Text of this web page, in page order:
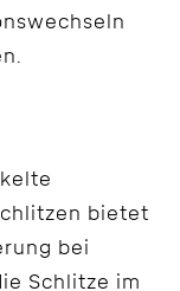
bietet
bei
Schlitze im